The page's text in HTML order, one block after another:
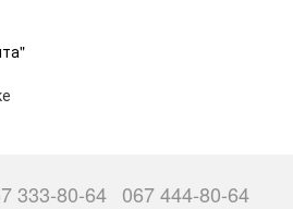
333-80-64 067 444-80-64